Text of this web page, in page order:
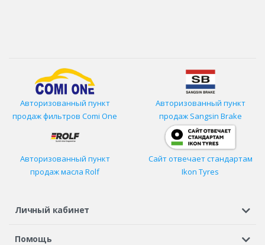
Авторизованный пункт
продаж фильтров Comi One
Авторизованный пункт
продаж Sangsin Brake
Авторизованный пункт
продаж масла Rolf
Сайт отвечает стандартам
Ikon Tyres
Личный кабинет
Регистрация или вход
Помощь